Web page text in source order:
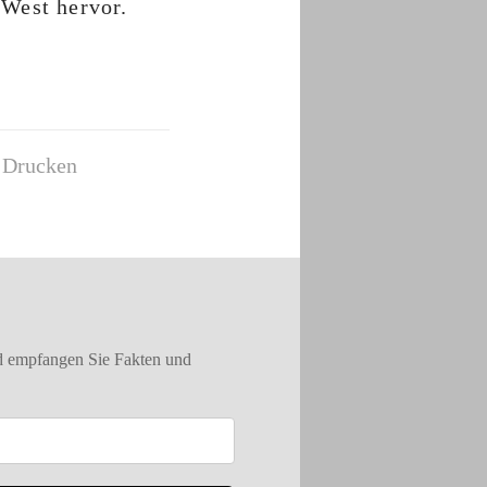
hervor.
Drucken
Sie Fakten und